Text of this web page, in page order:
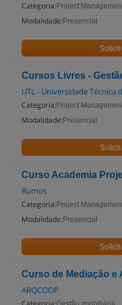
Categoria: Project
Modalidade: Presencial
Cursos Livres -
UTL - Universidade Técnica
Categoria: Project
Modalidade: Presencial
Curso Academia
Rumos
Categoria: Project
Modalidade: Presencial
Curso de Mediação e
ARQCOOP